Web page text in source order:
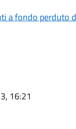
a fondo perduto
16:21